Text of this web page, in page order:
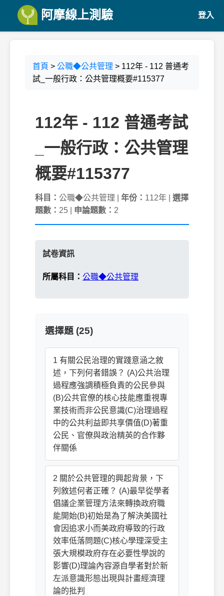
阿摩線上測驗 登入
首頁 > 公職◆公共管理 > 112年 - 112 普通考
試_一般行政：公共管理概要#115377
112年 - 112 普通考試
_一般行政：公共管理
概要#115377
科目： 公職◆公共管理 | 年份： 112年 | 選擇
題數： 25 | 申論題數： 2
試卷資訊
所屬科目： 公職◆公共管理
選擇題 (25)
1 有關公民治理的實踐意涵之敘
述，下列何者錯誤？ (A)公共治理
過程應強調積極負責的公民參與
(B)公共官僚的核心技能應重視專
業技術而非公民意識(C)治理過程
中的公共利益即共享價值(D)著重
公民、官僚與政治精英的合作夥
伴關係
2 關於公共管理的興起背景，下
列敘述何者正確？ (A)最早從學者
倡議企業管理方法來轉換政府職
能開始(B)初始是為了解決美國社
會因追求小而美政府導致的行政
效率低落問題(C)核心學理深受主
張大規模政府存在必要性學說的
影響(D)理論內容源自學者對於新
左派意識形態出現與計畫經濟理
論的批判